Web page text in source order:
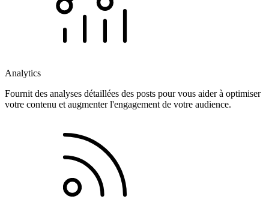
Analytics
Fournit des analyses détaillées des posts pour vous aider à optimiser
votre contenu et augmenter l'engagement de votre audience.